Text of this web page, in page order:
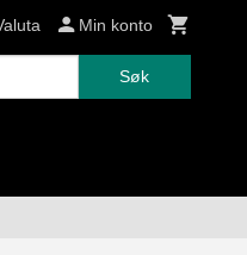
Min konto
Søk